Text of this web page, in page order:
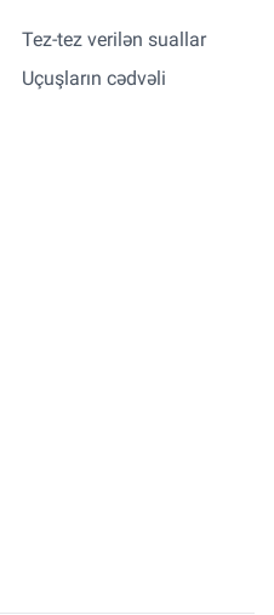
Tez-tez verilən suallar
Uçuşların cədvəli